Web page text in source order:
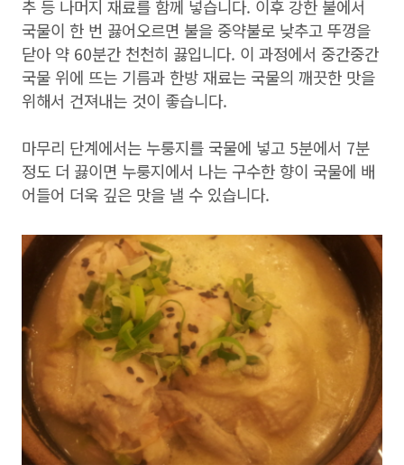
추 등 나머지 재료를 함께 넣습니다. 이후 강한 불에서
국물이 한 번 끓어오르면 불을 중약불로 낮추고 뚜껑을
닫아 약 60분간 천천히 끓입니다. 이 과정에서 중간중간
국물 위에 뜨는 기름과 한방 재료는 국물의 깨끗한 맛을
위해서 건져내는 것이 좋습니다.
마무리 단계에서는 누룽지를 국물에 넣고 5분에서 7분
정도 더 끓이면 누룽지에서 나는 구수한 향이 국물에 배
어들어 더욱 깊은 맛을 낼 수 있습니다.